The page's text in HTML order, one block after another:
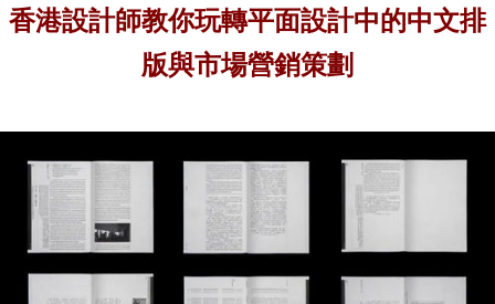
香港設計師教你玩轉平面設計中的中文排
版與市場營銷策劃